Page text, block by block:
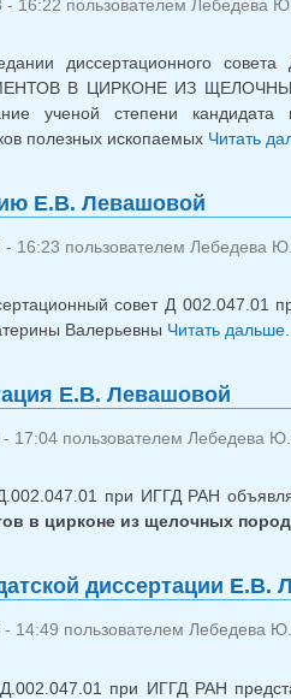
16:22 пользователем Лебедева
диссертационного
В ЦИРКОНЕ ИЗ
ученой степени
полезных ископаемых Читать
Е.В. Левашовой
16:23 пользователем Лебедева
совет Д
Валерьевны Читать
Е.В. Левашовой
17:04 пользователем Лебедева
при ИГГД РАН
в цирконе из щелочных
диссертации Е.В.
14:49 пользователем Лебедева
при ИГГД РАН